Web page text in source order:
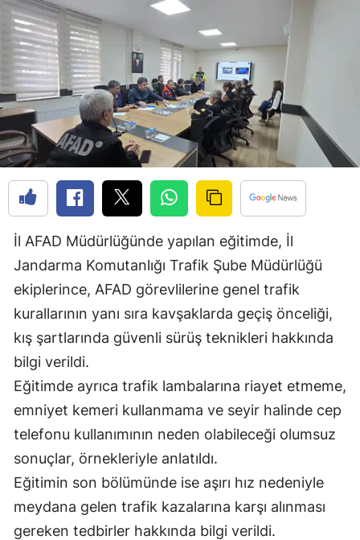
Bitlis
Bolu
Burdur
Bursa
Çanakkale
Çorum
Denizli
Diyarbakır
Elazığ
Erzincan
Eskişehir
Gaziantep
İl AFAD Müdürlüğünde yapılan eğitimde, İl
Jandarma Komutanlığı Trafik Şube Müdürlüğü
ekiplerince, AFAD görevlilerine genel trafik
kurallarının yanı sıra kavşaklarda geçiş önceliği,
kış şartlarında güvenli sürüş teknikleri hakkında
bilgi verildi.
Eğitimde ayrıca trafik lambalarına riayet etmeme,
emniyet kemeri kullanmama ve seyir halinde cep
telefonu kullanımının neden olabileceği olumsuz
sonuçlar, örnekleriyle anlatıldı.
Eğitimin son bölümünde ise aşırı hız nedeniyle
meydana gelen trafik kazalarına karşı alınması
gereken tedbirler hakkında bilgi verildi.